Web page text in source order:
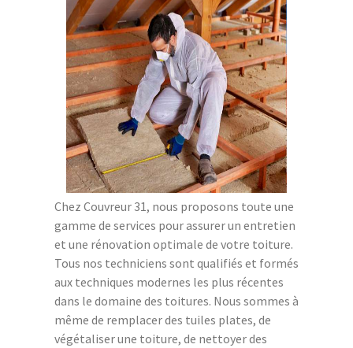
Chez Couvreur 31, nous proposons toute une
gamme de services pour assurer un entretien
et une rénovation optimale de votre toiture.
Tous nos techniciens sont qualifiés et formés
aux techniques modernes les plus récentes
dans le domaine des toitures. Nous sommes à
même de remplacer des tuiles plates, de
végétaliser une toiture, de nettoyer des